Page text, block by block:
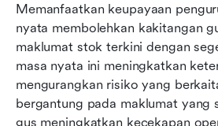
Memanfaatkan keupayaan
nyata membolehkan kakitangan
maklumat stok terkini dengan
masa nyata ini meningkatkan
mengurangkan risiko yang
bergantung pada maklumat yang
gus meningkatkan kecekapan